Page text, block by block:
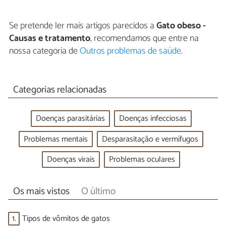
Se pretende ler mais artigos parecidos aGato obeso -
Causas e tratamento, recomendamos que entre na
nossa categoria deOutros problemas de saúde.
Categorias relacionadas
Doenças parasitárias
Doenças infecciosas
Problemas mentais
Desparasitação e vermífugos
Doenças virais
Problemas oculares
Os mais vistos O último
1. Tipos de vômitos de gatos